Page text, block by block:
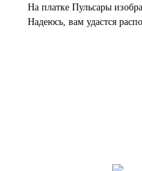
На платке Пульсары
Надеюсь, вам удастся